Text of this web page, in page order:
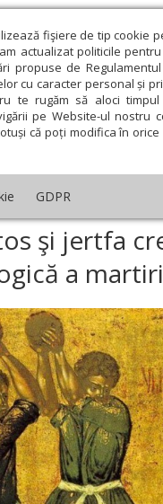
fişiere de tip cookie
actualizat politicile
propuse de
cu caracter personal și
te rugăm să aloci
pe Website-ul nostru
că poți modifica în
GDPR
Teologie și
zilei
Theologica › Mărturisirea
şi jertfa
a